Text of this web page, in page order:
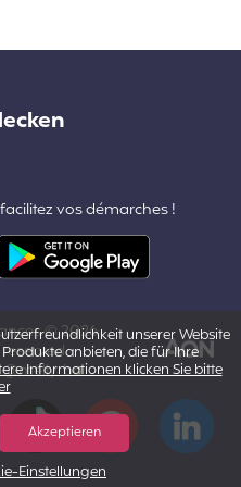
vos démarches !
© 2026
Tiktok Pinterest LinkedIn
unserer Website
anbieten, die für Ihre
Informationen klicken Sie bitte
Akzeptieren
Einstellungen